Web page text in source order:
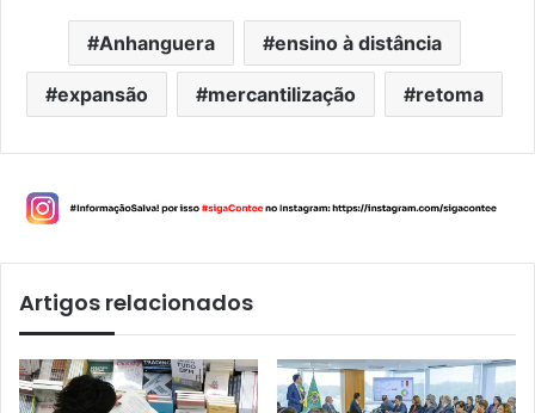
Anhanguera ensino à distância
expansão mercantilização retoma
Artigos relacionados